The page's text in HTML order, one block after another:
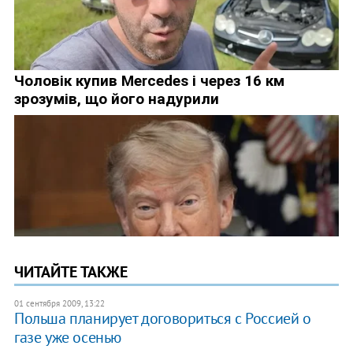
ЧИТАЙТЕ ТАКЖЕ
01 сентября 2009, 13:22
Польша планирует договориться с Россией о
газе уже осенью